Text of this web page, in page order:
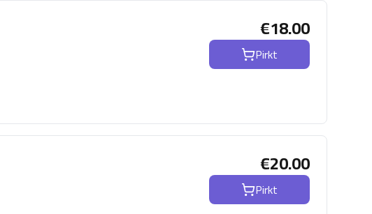
€18.00
Pirkt
€20.00
Pirkt